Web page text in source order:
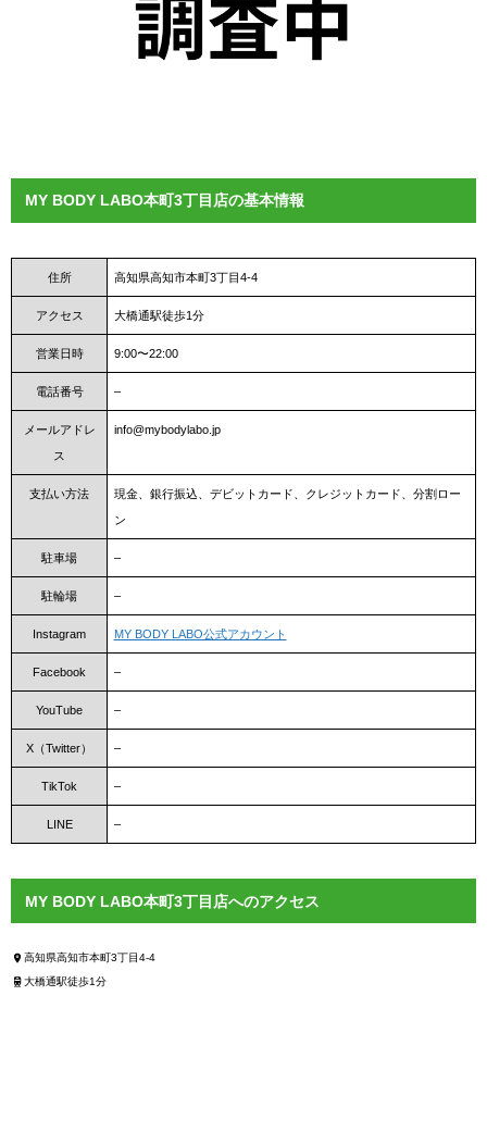
MY BODY LABO本町3丁目店の基本情報
住所 高知県高知市本町3丁目4-4
アクセス 大橋通駅徒歩1分
営業日時 9:00〜22:00
電話番号 –
メールアドレ
ス
info@mybodylabo.jp
支払い方法
現金、銀行振込、デビットカード、クレジットカード、分割ロー
ン
駐車場 –
駐輪場 –
Instagram MY BODY LABO公式アカウント
Facebook –
YouTube –
X（Twitter） –
TikTok –
LINE –
MY BODY LABO本町3丁目店へのアクセス
高知県高知市本町3丁目4-4
大橋通駅徒歩1分